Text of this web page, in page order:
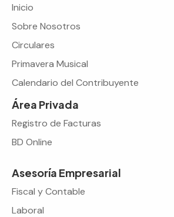
Inicio
Sobre Nosotros
Circulares
Primavera Musical
Calendario del Contribuyente
Área Privada
Registro de Facturas
BD Online
Asesoría Empresarial
Fiscal y Contable
Laboral